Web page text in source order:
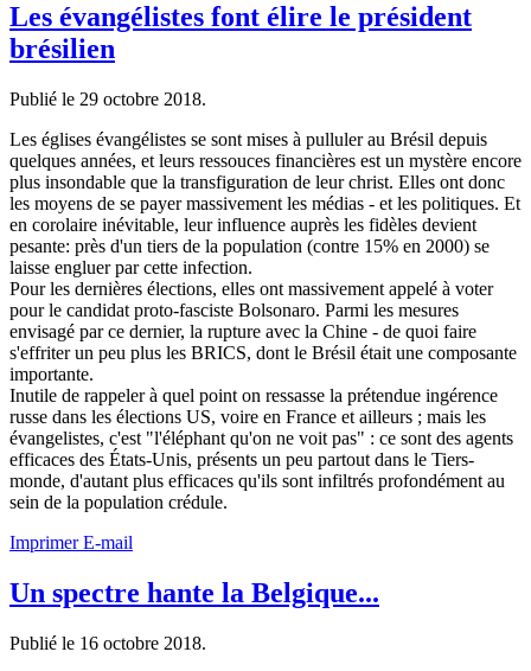
Les évangélistes font élire le président
brésilien
Publié le 29 octobre 2018.
Les églises évangélistes se sont mises à pulluler au Brésil depuis
quelques années, et leurs ressouces financières est un mystère encore
plus insondable que la transfiguration de leur christ. Elles ont donc
les moyens de se payer massivement les médias - et les politiques. Et
en corolaire inévitable, leur influence auprès les fidèles devient
pesante: près d'un tiers de la population (contre 15% en 2000) se
laisse engluer par cette infection.
Pour les dernières élections, elles ont massivement appelé à voter
pour le candidat proto-fasciste Bolsonaro. Parmi les mesures
envisagé par ce dernier, la rupture avec la Chine - de quoi faire
s'effriter un peu plus les BRICS, dont le Brésil était une composante
importante.
Inutile de rappeler à quel point on ressasse la prétendue ingérence
russe dans les élections US, voire en France et ailleurs ; mais les
évangelistes, c'est "l'éléphant qu'on ne voit pas" : ce sont des agents
efficaces des États-Unis, présents un peu partout dans le Tiers-
monde, d'autant plus efficaces qu'ils sont infiltrés profondément au
sein de la population crédule.
ImprimerE-mail
Un spectre hante la Belgique...
Publié le 16 octobre 2018.